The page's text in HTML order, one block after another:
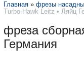
Главная » фрезы
Turbo-Hawk Leitz • Ляйц
фреза
Германия